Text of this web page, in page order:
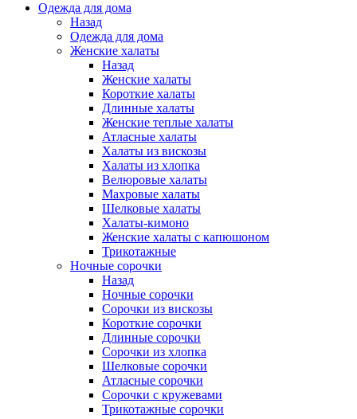
Одежда для дома
Назад
Одежда для дома
Женские халаты
Назад
Женские халаты
Короткие халаты
Длинные халаты
Женские теплые халаты
Атласные халаты
Халаты из вискозы
Халаты из хлопка
Велюровые халаты
Махровые халаты
Шелковые халаты
Халаты-кимоно
Женские халаты с капюшоном
Трикотажные
Ночные сорочки
Назад
Ночные сорочки
Сорочки из вискозы
Короткие сорочки
Длинные сорочки
Сорочки из хлопка
Шелковые сорочки
Атласные сорочки
Сорочки с кружевами
Трикотажные сорочки